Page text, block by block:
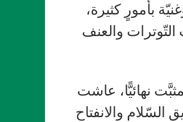
بأمورٍ كثيرة،
والعنف
الاستقلال المثبَّت نهائيًّا، عاشت
السّلام والانفتاح